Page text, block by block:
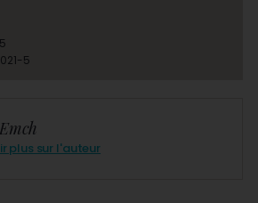
plus sur l'auteur
5